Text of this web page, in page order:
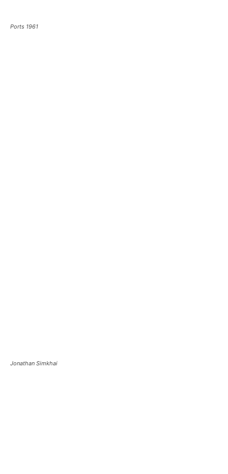
Ports 1961
Jonathan Simkhai